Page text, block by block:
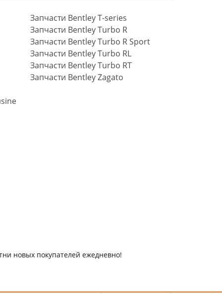
Запчасти Bentley T-series
Запчасти Bentley Turbo R
Запчасти Bentley Turbo R Sport
Запчасти Bentley Turbo RL
Запчасти Bentley Turbo RT
Запчасти Bentley Zagato
новых покупателей ежедневно!